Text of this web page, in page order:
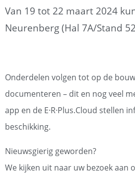
Van 19 tot 22 maart 2024
Neurenberg (Hal 7A/Stand
Onderdelen volgen tot op de
documenteren – dit en nog veel
app en de E·R·Plus.Cloud
beschikking.
Nieuwsgierig geworden?
We kijken uit naar uw bezoek aan